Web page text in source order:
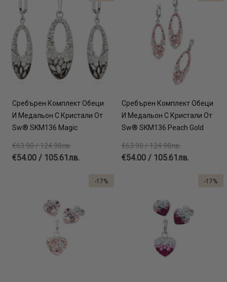
Сребърен Комплект Обеци
И Медальон С Кристали От
Sw® SKM136 Magic
€63.90 / 124.98лв.
€54.00 / 105.61лв.
Сребърен Комплект Обеци
И Медальон С Кристали От
Sw® SKM136 Peach Gold
€63.90 / 124.98лв.
€54.00 / 105.61лв.
-17% -17%